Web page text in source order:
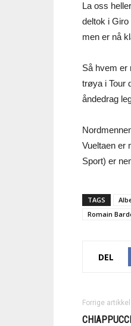
La oss
deltok i Giro
men er nå
Så hvem er
trøya i Tour
åndedrag
Vueltaen er
Sport) er
TAGS
Romain
DEL
Forrige artikkel